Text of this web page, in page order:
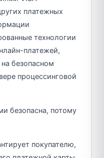
платежных
технологии
платежей,
безопасном
процессинговой
безопасна, потому
покупателю,